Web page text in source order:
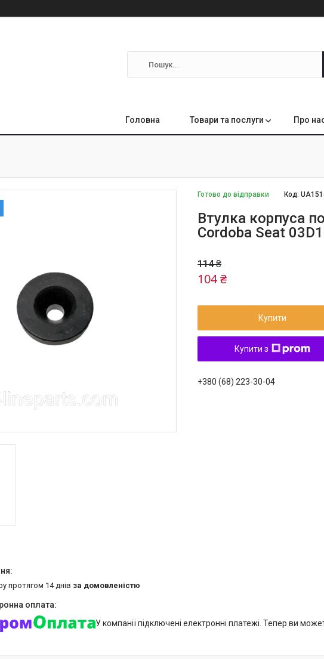
Головна Товари та послуги Про
Готово до відправки Код:
Втулка корпуса
Cordoba Seat
114 ₴
104 ₴
Купити
Купити з
+380 (68) 223-30-04
протягом 14 днів за домовленістю
У компанії підключені електронні платежі. Тепер ви